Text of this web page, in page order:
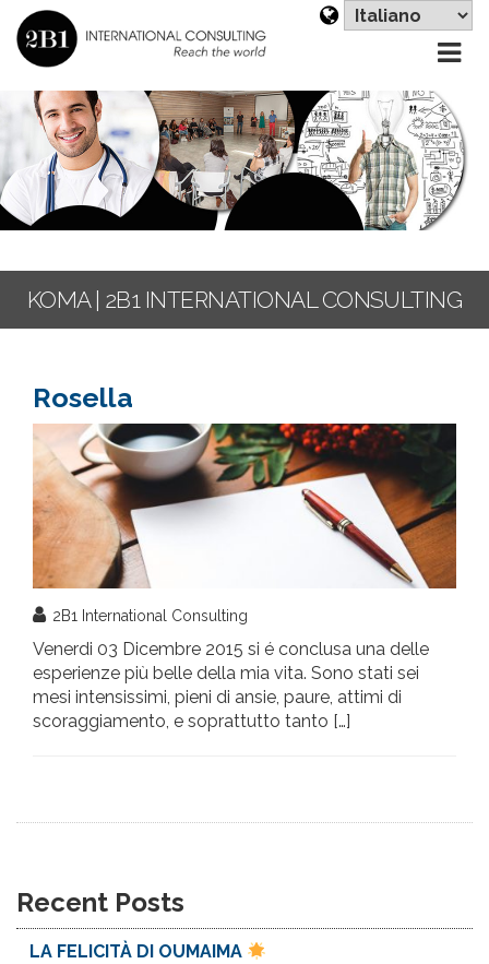
KOMA | 2B1 INTERNATIONAL CONSULTING
Rosella
2B1 International Consulting
Venerdi 03 Dicembre 2015 si é conclusa una delle
esperienze più belle della mia vita. Sono stati sei
mesi intensissimi, pieni di ansie, paure, attimi di
scoraggiamento, e soprattutto tanto […]
Recent Posts
LA FELICITÀ DI OUMAIMA